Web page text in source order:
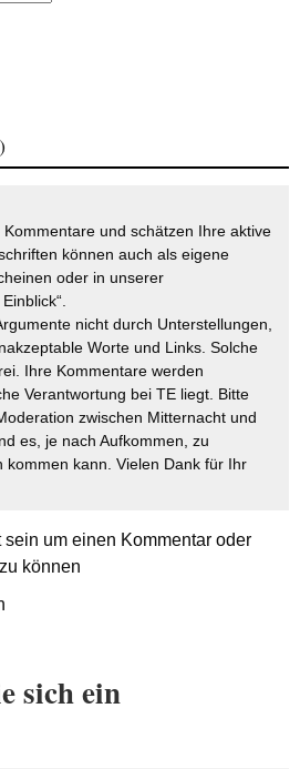
und schätzen Ihre aktive
können auch als eigene
oder in unserer
nicht durch Unterstellungen,
Worte und Links. Solche
Ihre Kommentare werden
Verantwortung bei TE liegt. Bitte
zwischen Mitternacht und
es, je nach Aufkommen, zu
kommen kann. Vielen Dank für Ihr
sein um einen Kommentar oder
können
sich ein